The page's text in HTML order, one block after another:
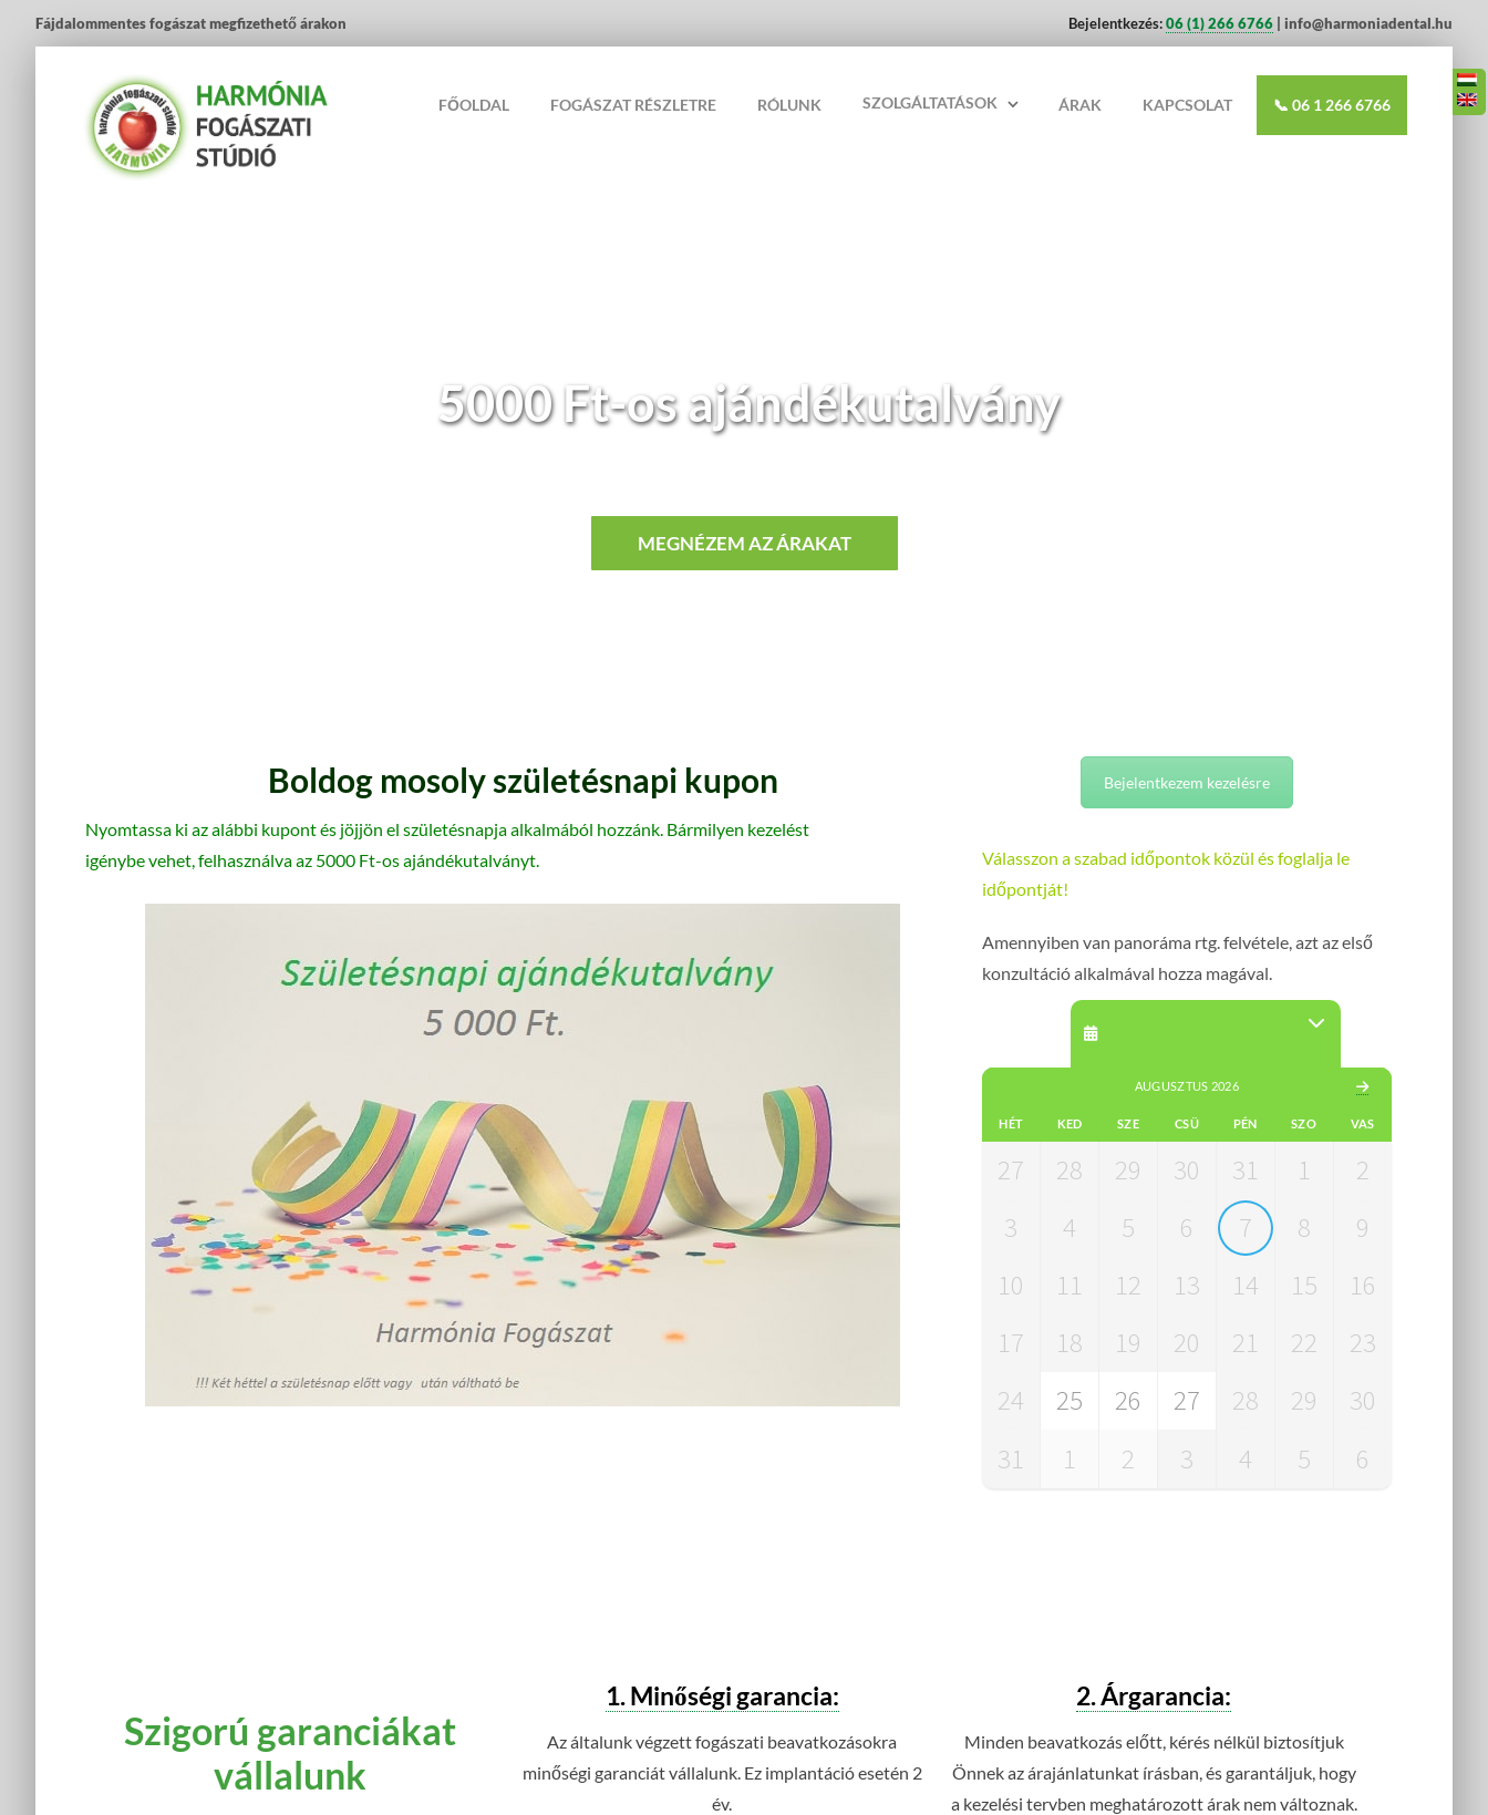
Fájdalommentes fogászat megfizethető árakon Bejelentkezés:06 (1) 266 6766| info@harmoniadental.hu
FŐOLDAL FOGÁSZAT RÉSZLETRE RÓLUNK SZOLGÁLTATÁSOK ÁRAK KAPCSOLAT 📞 06 1 266 6766
5000 Ft-os ajándékutalvány
MEGNÉZEM AZ ÁRAKAT
Boldog mosoly születésnapi kupon
Nyomtassa ki az alábbi kupont és jöjjön el születésnapja alkalmából hozzánk. Bármilyen kezelést
igénybe vehet, felhasználva az 5000 Ft-os ajándékutalványt.
Bejelentkezem kezelésre
Válasszon a szabad időpontok közül és foglalja le
időpontját!
Amennyiben van panoráma rtg. felvétele, azt az első
konzultáció alkalmával hozza magával.
AUGUSZTUS 2026
HÉT KED SZE CSÜ PÉN SZO VAS
27 28 29 30 31 1
2
3
4 5 6 7 8
9
10
11 12 13 14 15
16
17
18 19 20 21 22
23
24
25 26 27 28 29
30
31
1 2 3 4 5 6
Szigorú garanciákat
vállalunk
1. Minőségi garancia:
Az általunk végzett fogászati beavatkozásokra
minőségi garanciát vállalunk. Ez implantáció esetén 2
év.
2. Árgarancia:
Minden beavatkozás előtt, kérés nélkül biztosítjuk
Önnek az árajánlatunkat írásban, és garantáljuk, hogy
a kezelési tervben meghatározott árak nem változnak.